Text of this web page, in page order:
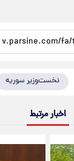
نخست‌وزیر سوریه
اخبار مرتبط